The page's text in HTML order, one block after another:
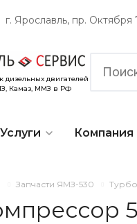
г. Ярославль, пр.
двигателей
Камаз, ММЗ в РФ
Услуги Компания
Запчасти ЯМЗ-530